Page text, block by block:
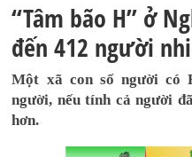
“Tâm bão H” ở
đến 412 người
Một xã con số người có
người, nếu tính cả người
hơn.